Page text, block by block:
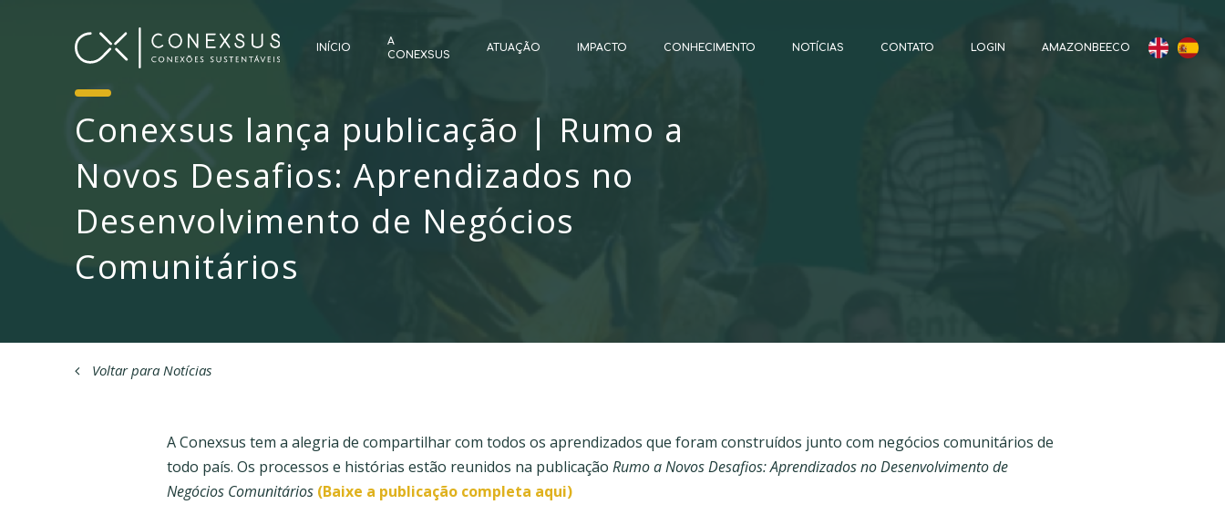
INÍCIO
A
CONEXSUS
ATUAÇÃO IMPACTO CONHECIMENTO NOTÍCIAS CONTATO LOGIN AMAZONBEECO
Conexsus lança publicação | Rumo a
Novos Desafios: Aprendizados no
Desenvolvimento de Negócios
Comunitários
Voltar para Notícias
A Conexsus tem a alegria de compartilhar com todos os aprendizados que foram construídos junto com negócios comunitários de
todo país. Os processos e histórias estão reunidos na publicação Rumo a Novos Desafios: Aprendizados no Desenvolvimento de
Negócios Comunitários (Baixe a publicação completa aqui)